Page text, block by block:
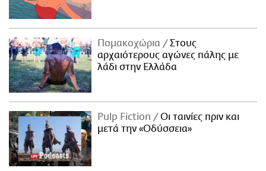
Πομακοχώρια
Στους
αρχαιότερους αγώνες πάλης με
λάδι στην Ελλάδα
Pulp Fiction
Οι ταινίες πριν και
μετά την «Οδύσσεια»